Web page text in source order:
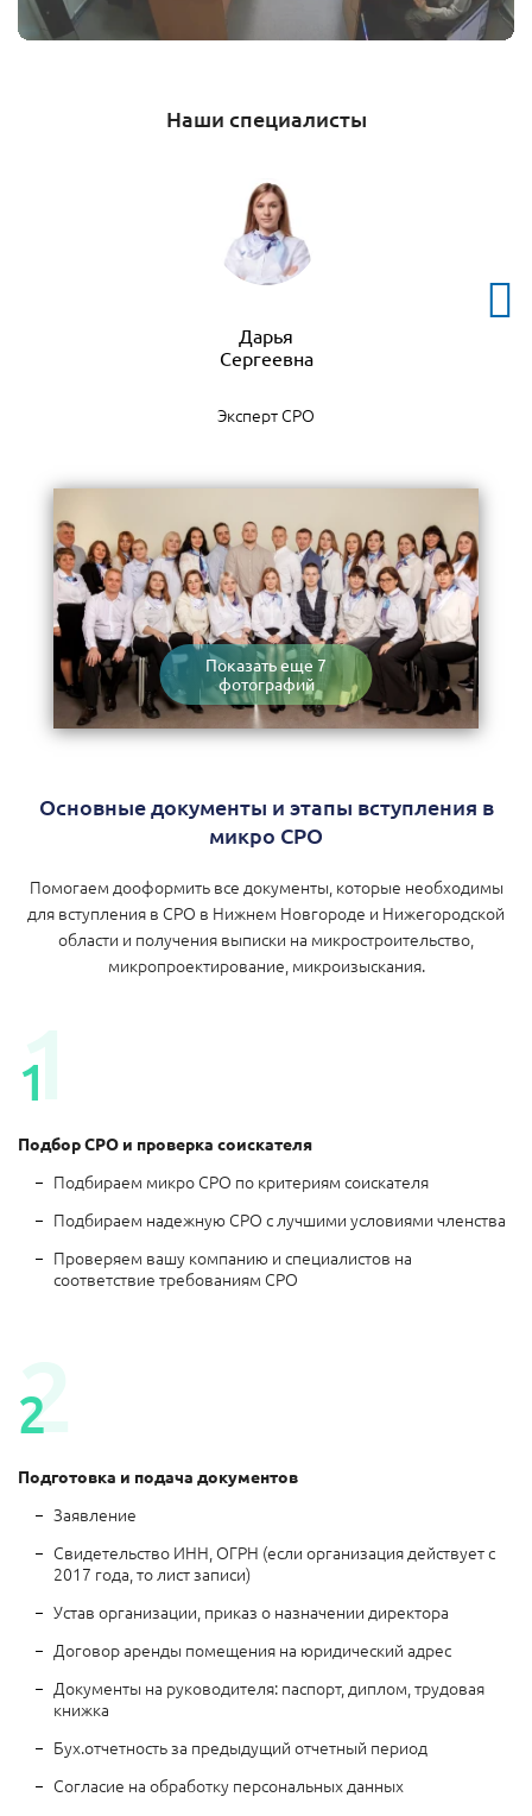
Наши специалисты
Дарья
Сергеевна
Эксперт СРО
Показать еще 7
фотографий
Основные документы и этапы вступления в
микро СРО
Помогаем дооформить все документы, которые необходимы
для вступления в СРО в Нижнем Новгороде и Нижегородской
области и получения выписки на микростроительство,
микропроектирование, микроизыскания.
Подбор СРО и проверка соискателя
Подбираем микро СРО по критериям соискателя
Подбираем надежную СРО с лучшими условиями членства
Проверяем вашу компанию и специалистов на
соответствие требованиям СРО
Подготовка и подача документов
Заявление
Свидетельство ИНН, ОГРН (если организация действует с
2017 года, то лист записи)
Устав организации, приказ о назначении директора
Договор аренды помещения на юридический адрес
Документы на руководителя: паспорт, диплом, трудовая
книжка
Бух.отчетность за предыдущий отчетный период
Согласие на обработку персональных данных